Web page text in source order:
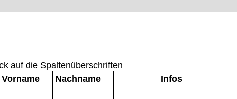
auf die Spaltenüberschriften
Vorname
Nachname Infos